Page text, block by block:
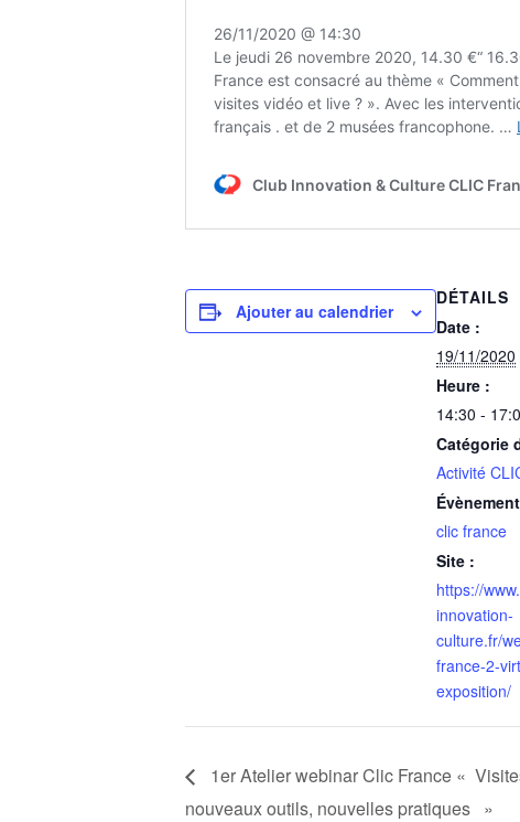
Ajouter au calendrier
DÉTAILS
Date :
19/11/2020
Heure :
14:30 -
Catégorie
Activité
clic france
Site :
https://
innovation-
culture.fr/
france-2-
exposition/
1er Atelier webinar Clic France «
nouveaux outils, nouvelles pratiques »